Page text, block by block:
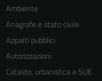
Ambiente
Anagrafe e stato civile
Appalti pubblici
Autorizzazioni
Catasto, urbanistica e SUE